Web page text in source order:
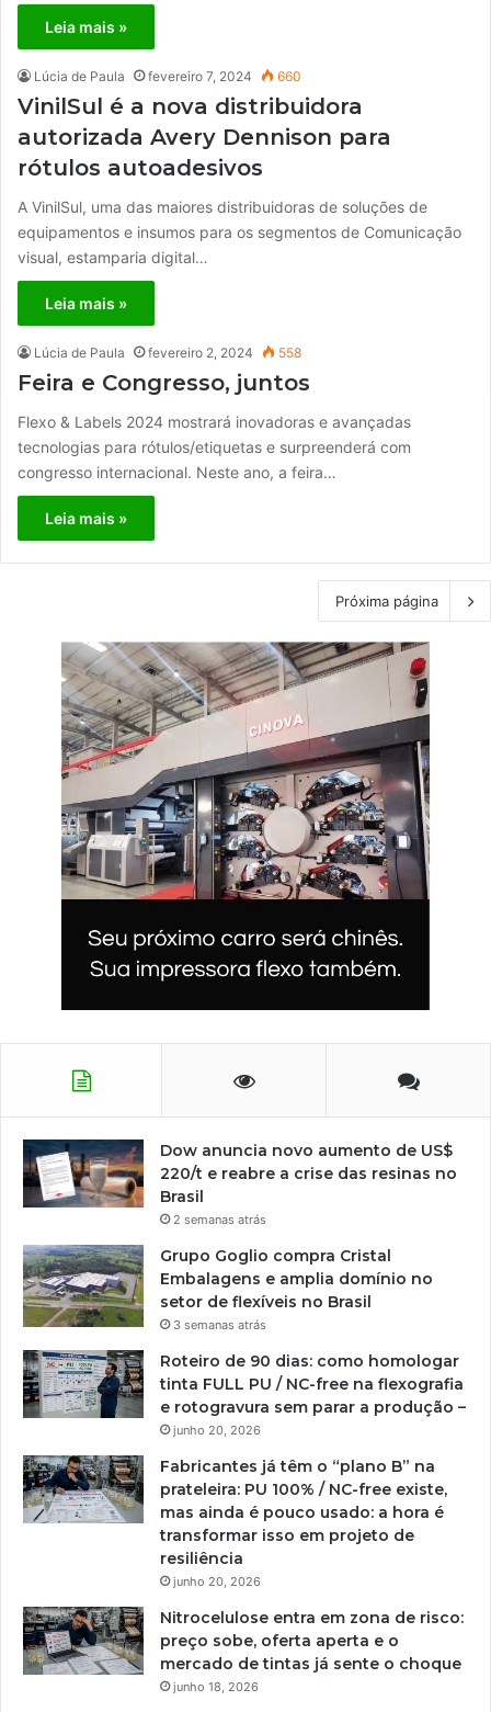
Leia mais »
Lúcia de Paula fevereiro 7, 2024 660
VinilSul é a nova distribuidora
autorizada Avery Dennison para
rótulos autoadesivos
A VinilSul, uma das maiores distribuidoras de soluções de
equipamentos e insumos para os segmentos de Comunicação
visual, estamparia digital…
Leia mais »
Lúcia de Paula fevereiro 2, 2024 558
Feira e Congresso, juntos
Flexo & Labels 2024 mostrará inovadoras e avançadas
tecnologias para rótulos/etiquetas e surpreenderá com
congresso internacional. Neste ano, a feira…
Leia mais »
Próxima página
Dow anuncia novo aumento de US$
220/t e reabre a crise das resinas no
Brasil
2 semanas atrás
Grupo Goglio compra Cristal
Embalagens e amplia domínio no
setor de flexíveis no Brasil
3 semanas atrás
Roteiro de 90 dias: como homologar
tinta FULL PU / NC-free na flexografia
e rotogravura sem parar a produção –
junho 20, 2026
Fabricantes já têm o “plano B” na
prateleira: PU 100% / NC-free existe,
mas ainda é pouco usado: a hora é
transformar isso em projeto de
resiliência
junho 20, 2026
Nitrocelulose entra em zona de risco:
preço sobe, oferta aperta e o
mercado de tintas já sente o choque
junho 18, 2026